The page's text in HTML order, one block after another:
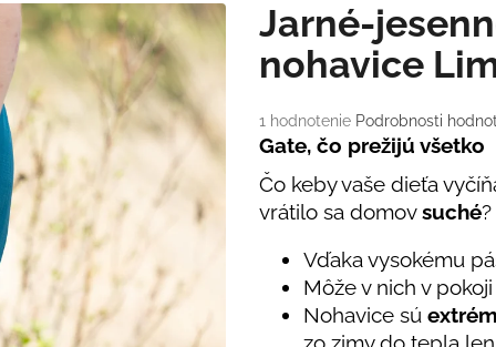
Priemerné
hodnotenie
je
z
hviezdičiek.
1 hodnotenie Podrobnosti
Jarné-
nohavice
Gate, čo prežijú všetko
Čo keby vaše dieťa
vrátilo sa domovsuché?
Vďaka vysokému
Môže v nich v
Nohavice sú
HĽADAŤ
Odporúčame
DETSKÁ LETNÁ ČIAPKA S UV 30
BAMBUSOVÉ